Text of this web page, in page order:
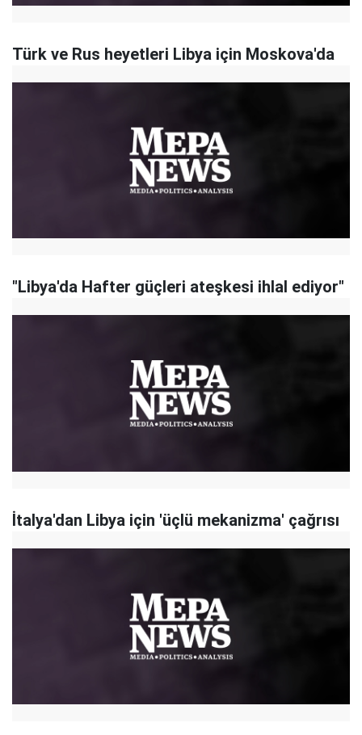
Türk ve Rus heyetleri Libya için Moskova'da
"Libya'da Hafter güçleri ateşkesi ihlal ediyor"
İtalya'dan Libya için 'üçlü mekanizma' çağrısı